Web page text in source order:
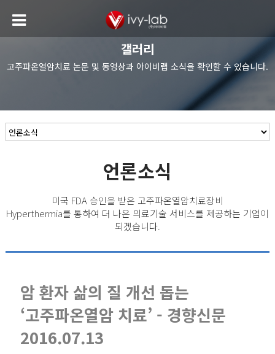
갤러리
고주파온열암치료 논문 및 동영상과 아이비랩 소식을 확인할 수 있습니다.
언론소식
미국 FDA 승인을 받은 고주파온열암치료장비
Hyperthermia를 통하여 더 나은 의료기술 서비스를 제공하는 기업이
되겠습니다.
암 환자 삶의 질 개선 돕는
‘고주파온열암 치료’ - 경향신문
2016.07.13